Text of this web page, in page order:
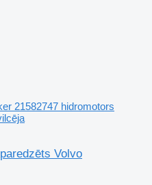
21582747 hidromotors
Volvo